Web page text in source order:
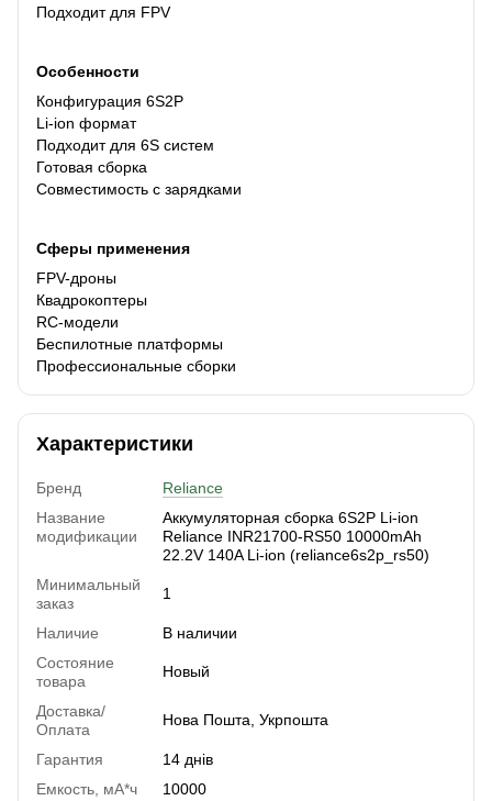
Подходит для FPV
Особенности
Конфигурация 6S2P
Li-ion формат
Подходит для 6S систем
Готовая сборка
Совместимость с зарядками
Сферы применения
FPV-дроны
Квадрокоптеры
RC-модели
Беспилотные платформы
Профессиональные сборки
Характеристики
Бренд
Reliance
Название
модификации
Аккумуляторная сборка 6S2P Li-ion
Reliance INR21700-RS50 10000mAh
22.2V 140A Li-ion (reliance6s2p_rs50)
Минимальный
заказ
1
Наличие
В наличии
Состояние
товара
Новый
Доставка/
Оплата
Нова Пошта, Укрпошта
Гарантия
14 днів
Емкость, мА*ч
10000